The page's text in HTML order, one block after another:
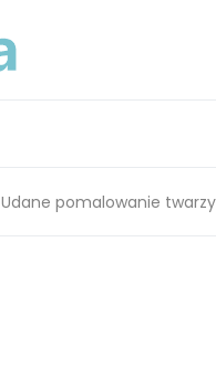
Udane pomalowanie